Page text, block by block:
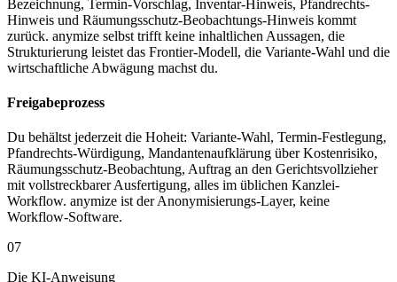
Bezeichnung, Termin-Vorschlag, Inventar-Hinweis, Pfandrechts-
Hinweis und Räumungsschutz-Beobachtungs-Hinweis kommt
zurück. anymize selbst trifft keine inhaltlichen Aussagen, die
Strukturierung leistet das Frontier-Modell, die Variante-Wahl und die
wirtschaftliche Abwägung machst du.
Freigabeprozess
Du behältst jederzeit die Hoheit: Variante-Wahl, Termin-Festlegung,
Pfandrechts-Würdigung, Mandantenaufklärung über Kostenrisiko,
Räumungsschutz-Beobachtung, Auftrag an den Gerichtsvollzieher
mit vollstreckbarer Ausfertigung, alles im üblichen Kanzlei-
Workflow. anymize ist der Anonymisierungs-Layer, keine
Workflow-Software.
07
Die KI-Anweisung